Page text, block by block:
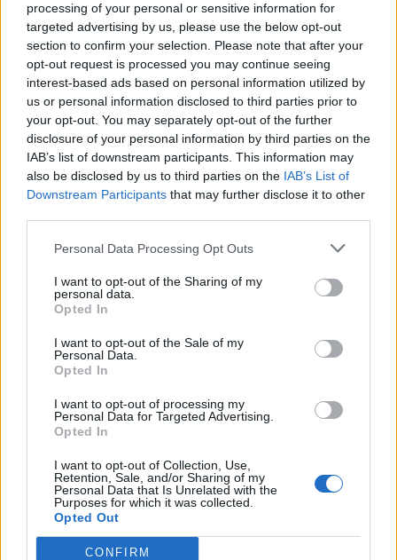
processing of your personal or sensitive information for
targeted advertising by us, please use the below opt-out
section to confirm your selection. Please note that after your
opt-out request is processed you may continue seeing
interest-based ads based on personal information utilized by
us or personal information disclosed to third parties prior to
your opt-out. You may separately opt-out of the further
disclosure of your personal information by third parties on the
IAB’s list of downstream participants. This information may
also be disclosed by us to third parties on the IAB’s List of
Downstream Participants that may further disclose it to other
Personal Data Processing Opt Outs
I want to opt-out of the Sharing of my
personal data.
Opted In
I want to opt-out of the Sale of my
Personal Data.
Opted In
I want to opt-out of processing my
Personal Data for Targeted Advertising.
Opted In
I want to opt-out of Collection, Use,
Retention, Sale, and/or Sharing of my
Personal Data that Is Unrelated with the
Purposes for which it was collected.
Opted Out
CONFIRM
Βουλγαρία: Μη επανδρωμένο αεροσκάφος συνετρίβη
κοντά σε αγωγό φυσικού αερίου
21:25
Τραγωδία στην Αλεξανδρούπολη: Νεκρός άνδρας που
έπεσε σε πηγάδι
21:16
Ηράκλειο: Με λαμπρότητα και κατάνυξη ο εορτασμός του
Αγίου Μύρωνος
Κομοτηνή: Στο νοσοκομείο ανήλικος μετά από
ΣΧΕΤΙΚA AΡΘΡΑ
Ιταλία-Ισπανία: Κλιμακώνεται η σύγκρουση για τη
ΚΟΣΜΟΣ 23:15
Ιταλία-Ισπανία: Κλιμακώνεται η
Ιταλία-Ισπανία: Κλιμακώνεται η
Σένγκεν